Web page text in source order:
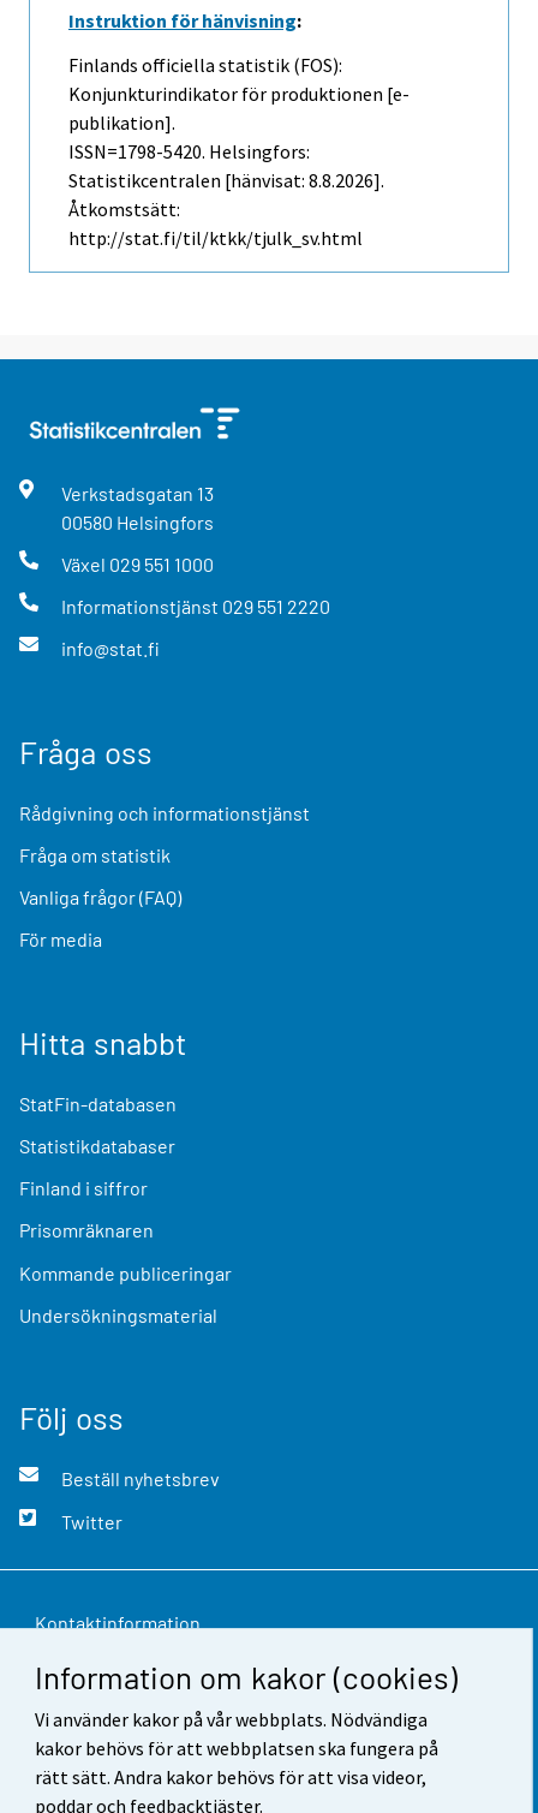
Information om kakor (cookies)
Vi använder kakor på vår webbplats. Nödvändiga
kakor behövs för att webbplatsen ska fungera på
rätt sätt. Andra kakor behövs för att visa videor,
poddar och feedbacktjäster.
Instruktion för hänvisning:
Finlands officiella statistik (FOS):
Konjunkturindikator för produktionen [e-
publikation].
ISSN=1798-5420. Helsingfors:
Statistikcentralen [hänvisat: 8.8.2026].
Åtkomstsätt:
http://stat.fi/til/ktkk/tjulk_sv.html
Verkstadsgatan 13
00580 Helsingfors
Växel 029 551 1000
Informationstjänst 029 551 2220
info@stat.fi
Fråga oss
Rådgivning och informationstjänst
Fråga om statistik
Vanliga frågor (FAQ)
För media
Hitta snabbt
StatFin-databasen
Statistikdatabaser
Finland i siffror
Prisomräknaren
Kommande publiceringar
Undersökningsmaterial
Följ oss
Beställ nyhetsbrev
Twitter
Kontaktinformation
Respons
Användarvillkor
Dataskydd